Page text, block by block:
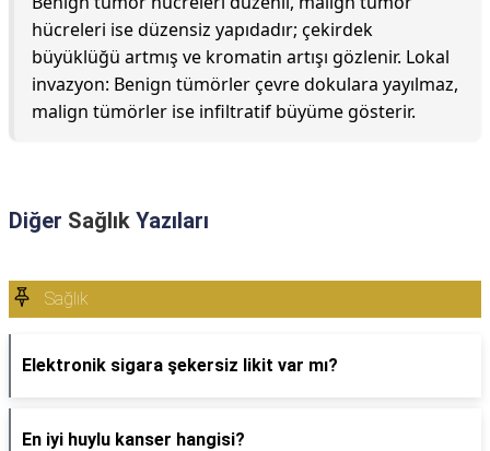
hücreleri ise düzensiz yapıdadır; çekirdek
büyüklüğü artmış ve kromatin artışı gözlenir. Lokal
invazyon: Benign tümörler çevre dokulara yayılmaz,
malign tümörler ise infiltratif büyüme gösterir.
Diğer Sağlık Yazıları
Sağlık
Elektronik sigara şekersiz likit var mı?
En iyi huylu kanser hangisi?